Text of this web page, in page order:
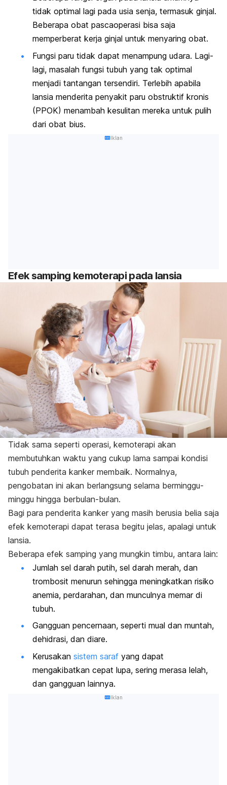
tidak optimal lagi pada usia senja, termasuk ginjal.
Beberapa obat pascaoperasi bisa saja
memperberat kerja ginjal untuk menyaring obat.
Fungsi paru tidak dapat menampung udara. Lagi-
lagi, masalah fungsi tubuh yang tak optimal
menjadi tantangan tersendiri. Terlebih apabila
lansia menderita penyakit paru obstruktif kronis
(PPOK) menambah kesulitan mereka untuk pulih
dari obat bius.
Iklan
Efek samping kemoterapi pada lansia
Tidak sama seperti operasi, kemoterapi akan
membutuhkan waktu yang cukup lama sampai kondisi
tubuh penderita kanker membaik. Normalnya,
pengobatan ini akan berlangsung selama berminggu-
minggu hingga berbulan-bulan.
Bagi para penderita kanker yang masih berusia belia saja
efek kemoterapi dapat terasa begitu jelas, apalagi untuk
lansia.
Beberapa efek samping yang mungkin timbu, antara lain:
Jumlah sel darah putih, sel darah merah, dan
trombosit menurun sehingga meningkatkan risiko
anemia, perdarahan, dan munculnya memar di
tubuh.
Gangguan pencernaan, seperti mual dan muntah,
dehidrasi, dan diare.
Kerusakan sistem saraf yang dapat
mengakibatkan cepat lupa, sering merasa lelah,
dan gangguan lainnya.
Iklan